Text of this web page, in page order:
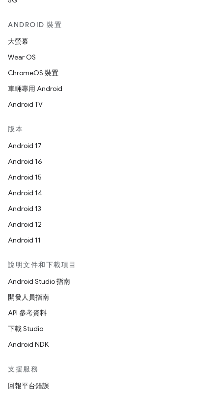
ANDROID 裝置
大螢幕
Wear OS
ChromeOS 裝置
車輛專用 Android
Android TV
版本
Android 17
Android 16
Android 15
Android 14
Android 13
Android 12
Android 11
說明文件和下載項目
Android Studio 指南
開發人員指南
API 參考資料
下載 Studio
Android NDK
支援服務
回報平台錯誤